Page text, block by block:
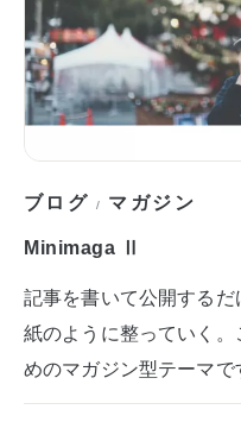
ブログ / マガジン
Minimaga Ⅱ
記事を書いて公開する
紙のように整っていく
めのマガジン型テーマで